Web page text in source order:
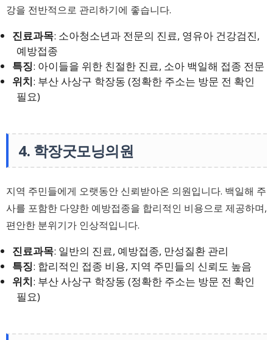
강을 전반적으로 관리하기에 좋습니다.
진료과목: 소아청소년과 전문의 진료, 영유아 건강검진,
예방접종
특징: 아이들을 위한 친절한 진료, 소아 백일해 접종 전문
위치: 부산 사상구 학장동 (정확한 주소는 방문 전 확인
필요)
4. 학장굿모닝의원
지역 주민들에게 오랫동안 신뢰받아온 의원입니다. 백일해 주
사를 포함한 다양한 예방접종을 합리적인 비용으로 제공하며,
편안한 분위기가 인상적입니다.
진료과목: 일반의 진료, 예방접종, 만성질환 관리
특징: 합리적인 접종 비용, 지역 주민들의 신뢰도 높음
위치: 부산 사상구 학장동 (정확한 주소는 방문 전 확인
필요)